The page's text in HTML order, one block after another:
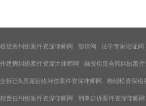
债务纠纷案件资深律师网 智律网 法学专家论证网
建房纠纷案件资深大律师网 融资租赁合同纠纷案
拆迁&房屋征收补偿案件资深律师网 赖绍松资深税
责任纠纷案件资深律师网 刑事自诉案件资深律师网